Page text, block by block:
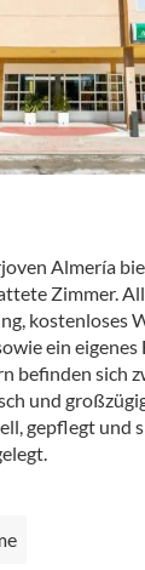
Almería
Zimmer.
kostenloses
ein eigenes
befinden sich
und
gepflegt und